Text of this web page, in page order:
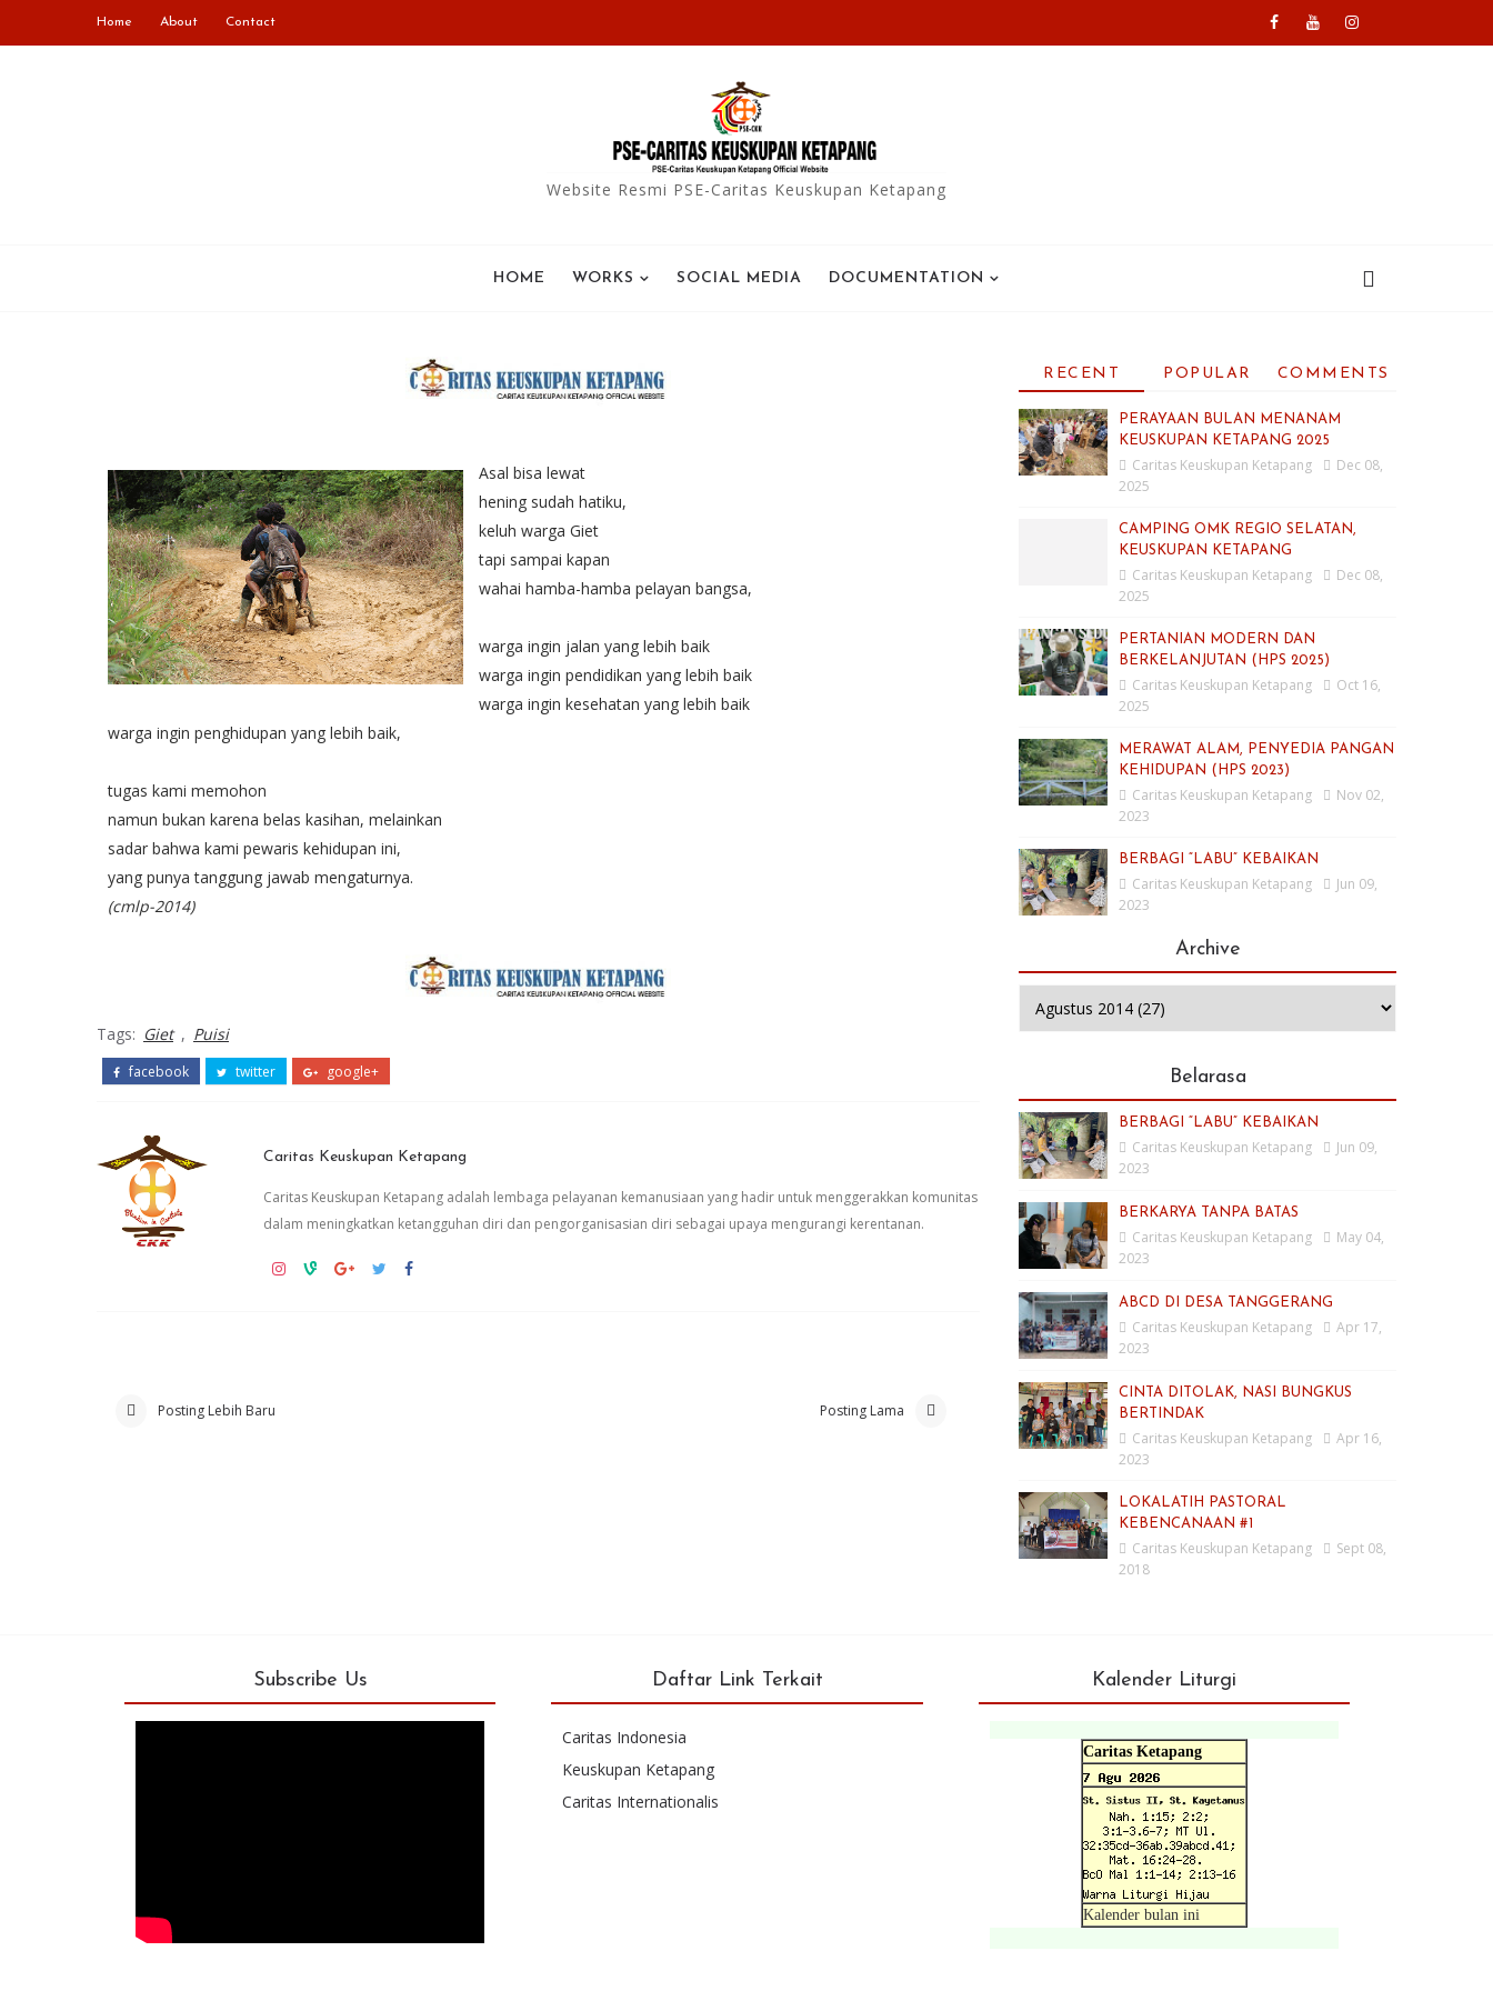
Home About Contact
Website Resmi PSE-Caritas Keuskupan Ketapang
HOME WORKS SOCIAL MEDIA DOCUMENTATION
Asal bisa lewat
hening sudah hatiku,
keluh warga Giet
tapi sampai kapan
wahai hamba-hamba pelayan bangsa,
warga ingin jalan yang lebih baik
warga ingin pendidikan yang lebih baik
warga ingin kesehatan yang lebih baik
warga ingin penghidupan yang lebih baik,
tugas kami memohon
namun bukan karena belas kasihan, melainkan
sadar bahwa kami pewaris kehidupan ini,
yang punya tanggung jawab mengaturnya.
(cmlp-2014)
Tags: Giet , Puisi
facebook twitter google+
Caritas Keuskupan Ketapang
Caritas Keuskupan Ketapang adalah lembaga pelayanan kemanusiaan yang hadir untuk menggerakkan komunitas
dalam meningkatkan ketangguhan diri dan pengorganisasian diri sebagai upaya mengurangi kerentanan.
Posting Lebih Baru Posting Lama
RECENT POPULAR COMMENTS
PERAYAAN BULAN MENANAM
KEUSKUPAN KETAPANG 2025
Caritas Keuskupan Ketapang
Dec 08,
2025
CAMPING OMK REGIO SELATAN,
KEUSKUPAN KETAPANG
Caritas Keuskupan Ketapang
Dec 08,
2025
PERTANIAN MODERN DAN
BERKELANJUTAN (HPS 2025)
Caritas Keuskupan Ketapang
Oct 16,
2025
MERAWAT ALAM, PENYEDIA PANGAN
KEHIDUPAN (HPS 2023)
Caritas Keuskupan Ketapang
Nov 02,
2023
BERBAGI “LABU” KEBAIKAN
Caritas Keuskupan Ketapang
Jun 09,
2023
Archive
Belarasa
BERBAGI “LABU” KEBAIKAN
Caritas Keuskupan Ketapang
Jun 09,
2023
BERKARYA TANPA BATAS
Caritas Keuskupan Ketapang
May 04,
2023
ABCD DI DESA TANGGERANG
Caritas Keuskupan Ketapang
Apr 17,
2023
CINTA DITOLAK, NASI BUNGKUS
BERTINDAK
Caritas Keuskupan Ketapang
Apr 16,
2023
LOKALATIH PASTORAL
KEBENCANAAN #1
Caritas Keuskupan Ketapang
Sept 08,
2018
Subscribe Us Daftar Link Terkait
Caritas Indonesia
Keuskupan Ketapang
Caritas Internationalis
Kalender Liturgi
Caritas Ketapang
Kalender bulan ini